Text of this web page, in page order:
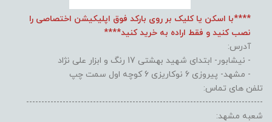
****با اسکن یا کلیک بر روی بارکد فوق اپلیکیشن اختصاصی را
نصب کنید و فقط اراده به خرید کنید****
آدرس:
- نیشابور- ابتدای شهید بهشتی 17 رنگ و ابزار علی نژاد
- مشهد- پیروزی 6 نوکاریزی 6 کوچه اول سمت چپ
تلفن های تماس:
------------------------------------------------------------------------------
شعبه مشهد: